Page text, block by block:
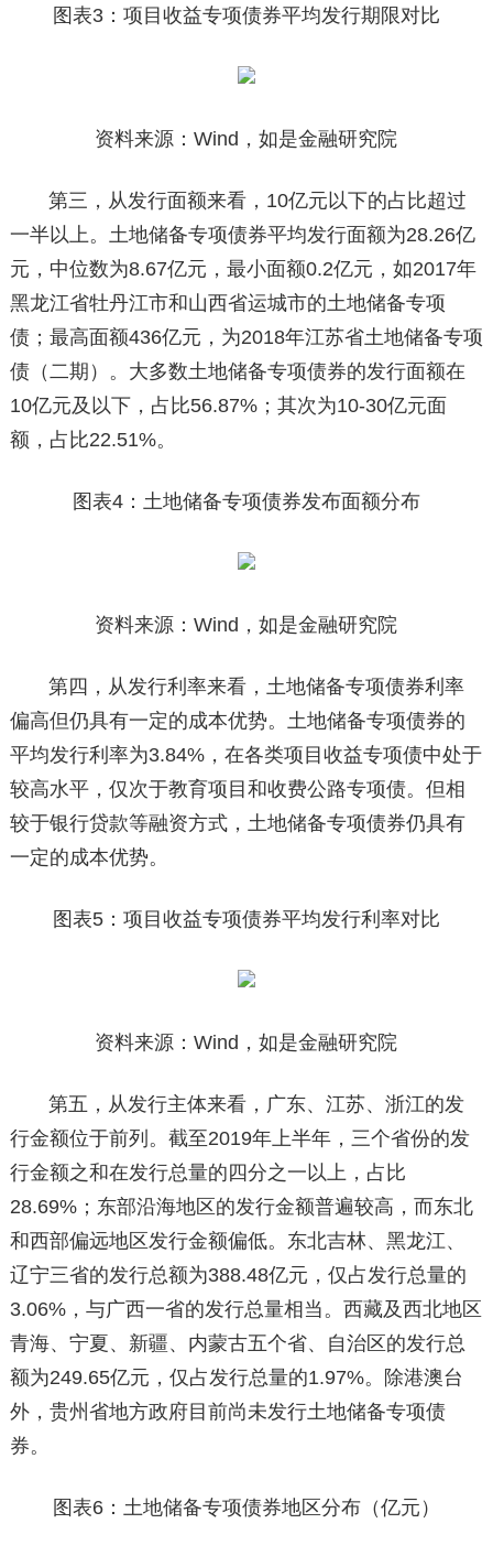
图表3：项目收益专项债券平均发行期限对比
资料来源：Wind，如是金融研究院
第三，从发行面额来看，10亿元以下的占比超过
一半以上。土地储备专项债券平均发行面额为28.26亿
元，中位数为8.67亿元，最小面额0.2亿元，如2017年
黑龙江省牡丹江市和山西省运城市的土地储备专项
债；最高面额436亿元，为2018年江苏省土地储备专项
债（二期）。大多数土地储备专项债券的发行面额在
10亿元及以下，占比56.87%；其次为10-30亿元面
额，占比22.51%。
图表4：土地储备专项债券发布面额分布
资料来源：Wind，如是金融研究院
第四，从发行利率来看，土地储备专项债券利率
偏高但仍具有一定的成本优势。土地储备专项债券的
平均发行利率为3.84%，在各类项目收益专项债中处于
较高水平，仅次于教育项目和收费公路专项债。但相
较于银行贷款等融资方式，土地储备专项债券仍具有
一定的成本优势。
图表5：项目收益专项债券平均发行利率对比
资料来源：Wind，如是金融研究院
第五，从发行主体来看，广东、江苏、浙江的发
行金额位于前列。截至2019年上半年，三个省份的发
行金额之和在发行总量的四分之一以上，占比
28.69%；东部沿海地区的发行金额普遍较高，而东北
和西部偏远地区发行金额偏低。东北吉林、黑龙江、
辽宁三省的发行总额为388.48亿元，仅占发行总量的
3.06%，与广西一省的发行总量相当。西藏及西北地区
青海、宁夏、新疆、内蒙古五个省、自治区的发行总
额为249.65亿元，仅占发行总量的1.97%。除港澳台
外，贵州省地方政府目前尚未发行土地储备专项债
券。
图表6：土地储备专项债券地区分布（亿元）